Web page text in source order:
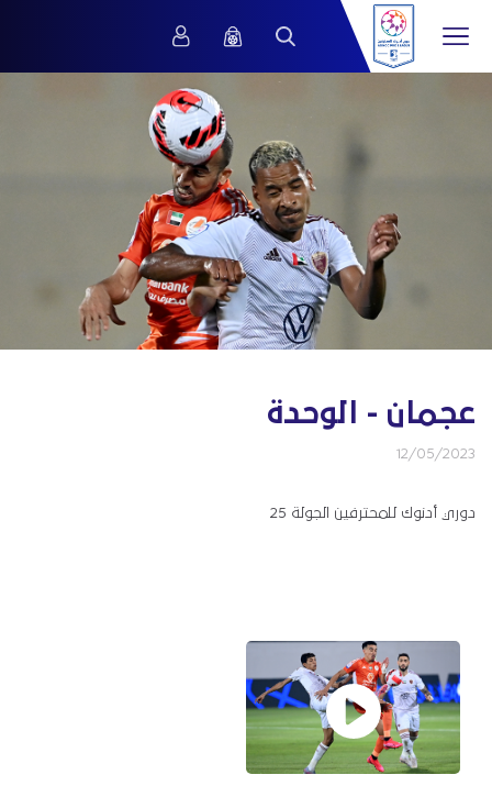
عجمان - الوحدة
12/05/2023
دوري أدنوك للمحترفين الجولة 25